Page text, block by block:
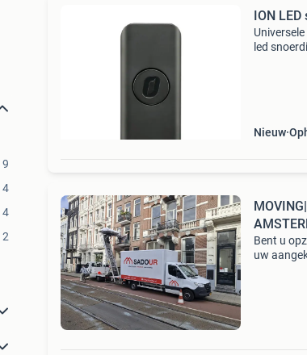
4
4
2
ION
led
Nieuw
Bent u
uw